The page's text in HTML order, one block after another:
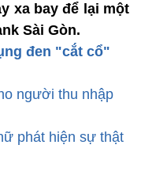
xa bay để lại một
Sài Gòn.
đen "cắt cổ"
người thu nhập
phát hiện sự thật